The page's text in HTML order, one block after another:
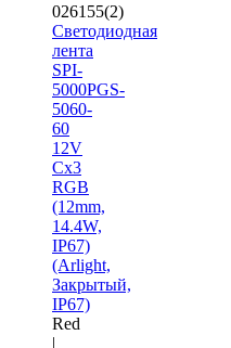
026155(2)
Светодиодная
лента
SPI-
5000PGS-
5060-
60
12V
Cx3
RGB
(12mm,
14.4W,
IP67)
(Arlight,
Закрытый,
IP67)
Red
|